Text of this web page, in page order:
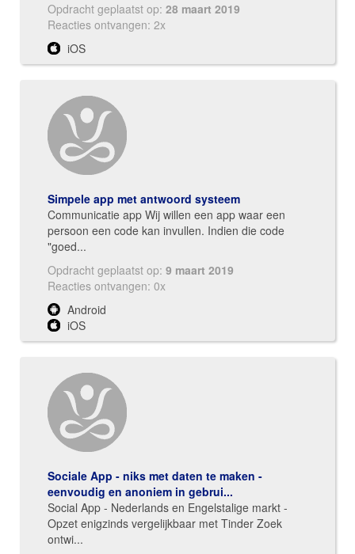
Opdracht geplaatst op: 28 maart 2019
Reacties ontvangen: 2x
iOS
Simpele app met antwoord systeem
Communicatie app Wij willen een app waar een
persoon een code kan invullen. Indien die code
"goed...
Opdracht geplaatst op: 9 maart 2019
Reacties ontvangen: 0x
Android
iOS
Sociale App - niks met daten te maken -
eenvoudig en anoniem in gebrui...
Social App - Nederlands en Engelstalige markt -
Opzet enigzinds vergelijkbaar met Tinder Zoek
ontwi...